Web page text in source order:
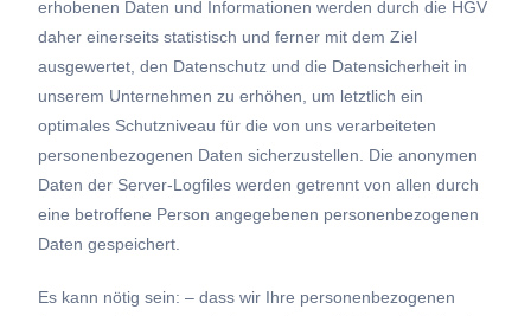
erhobenen Daten und Informationen werden durch die HGV
daher einerseits statistisch und ferner mit dem Ziel
ausgewertet, den Datenschutz und die Datensicherheit in
unserem Unternehmen zu erhöhen, um letztlich ein
optimales Schutzniveau für die von uns verarbeiteten
personenbezogenen Daten sicherzustellen. Die anonymen
Daten der Server-Logfiles werden getrennt von allen durch
eine betroffene Person angegebenen personenbezogenen
Daten gespeichert.
Es kann nötig sein: – dass wir Ihre personenbezogenen